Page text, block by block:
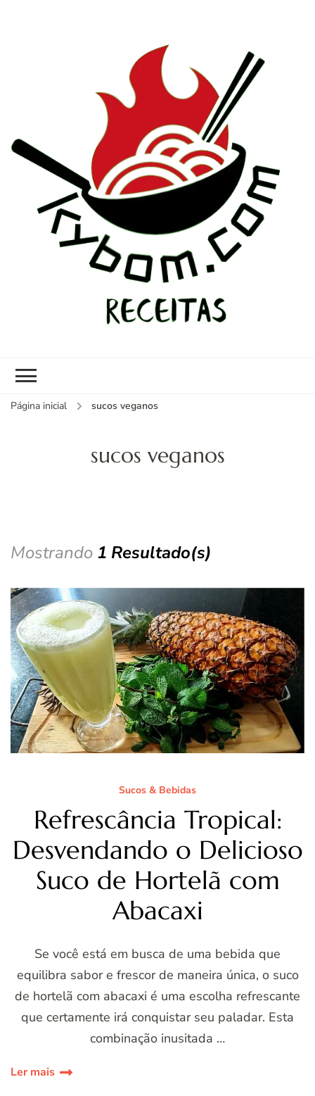
Página inicial sucos veganos
sucos veganos
Mostrando 1 Resultado(s)
Sucos & Bebidas
Refrescância Tropical:
Desvendando o Delicioso
Suco de Hortelã com
Abacaxi
Se você está em busca de uma bebida que
equilibra sabor e frescor de maneira única, o suco
de hortelã com abacaxi é uma escolha refrescante
que certamente irá conquistar seu paladar. Esta
combinação inusitada …
Ler mais